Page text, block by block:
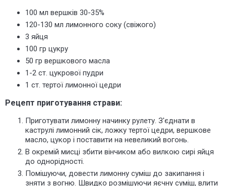
100 мл вершків 30-35%
120-130 мл лимонного соку (свіжого)
3 яйця
100 гр цукру
50 гр вершкового масла
1-2 ст. цукрової пудри
1 ст. тертої лимонної цедри
Рецепт приготування страви:
Приготувати лимонну начинку рулету. З'єднати в
каструлі лимонний сік, ложку тертої цедри, вершкове
масло, цукор і поставити на невеликий вогонь.
В окремій мисці збити вінчиком або вилкою сирі яйця
до однорідності.
Помішуючи, довести лимонну суміш до закипання і
зняти з вогню. Швидко розмішуючи яєчну суміш, влити